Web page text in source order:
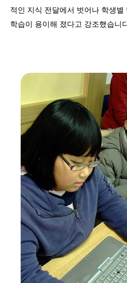
적인 지식 전달에서 벗어나 학생별
학습이 용이해 졌다고 강조했습니